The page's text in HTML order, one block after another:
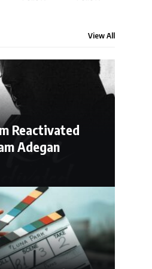
View All
Reactivated
Adegan